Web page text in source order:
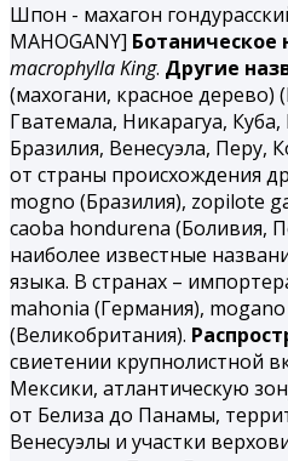
Шпон - махагон
MAHOGANY] Ботаническое
macrophylla King. Другие
(махогани, красное дерево)
Гватемала, Никарагуа,
Бразилия, Венесуэла, Перу,
от страны происхождения
mogno (Бразилия), zopilote
caoba hondurena (Боливия,
наиболее известные
языка. В странах –
mahonia (Германия),
(Великобритания).
свиетении крупнолистной
Мексики, атлантическую
от Белиза до Панамы,
Венесуэлы и участки